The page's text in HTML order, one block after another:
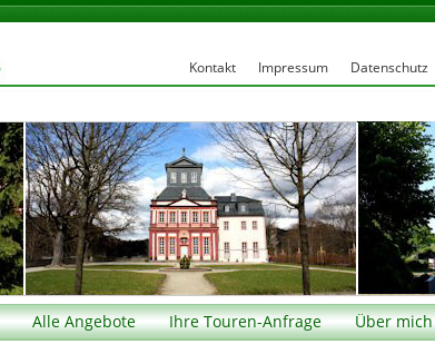
Alle Angebote Ihre Touren-Anfrage Über mich
Kontakt Impressum Datenschutz